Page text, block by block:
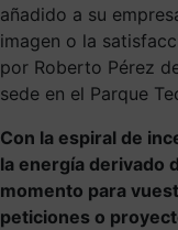
añadido a su
imagen o la
por Roberto Pérez
sede en el Parque
Con la espiral de
la energía derivado
momento para
peticiones o